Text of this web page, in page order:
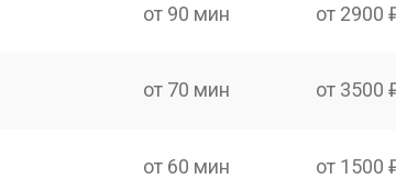
от 90 мин от 2900
от 70 мин от 3500
от 60 мин от 1500